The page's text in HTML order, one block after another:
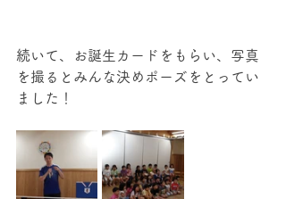
続いて、お誕生カードをもらい、写真
を撮るとみんな決めポーズをとってい
ました！